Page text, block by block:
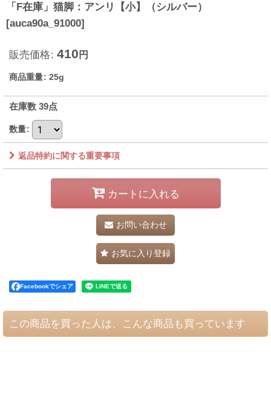
「F在庫」猫脚：アンリ【小】（シルバー）
[auca90a_91000]
販売価格: 410 円
商品重量: 25g
在庫数 39点
数量:
返品特約に関する重要事項
カートに入れる
お問い合わせ
お気に入り登録
Facebookでシェア
この商品を買った人は、こんな商品も買っています